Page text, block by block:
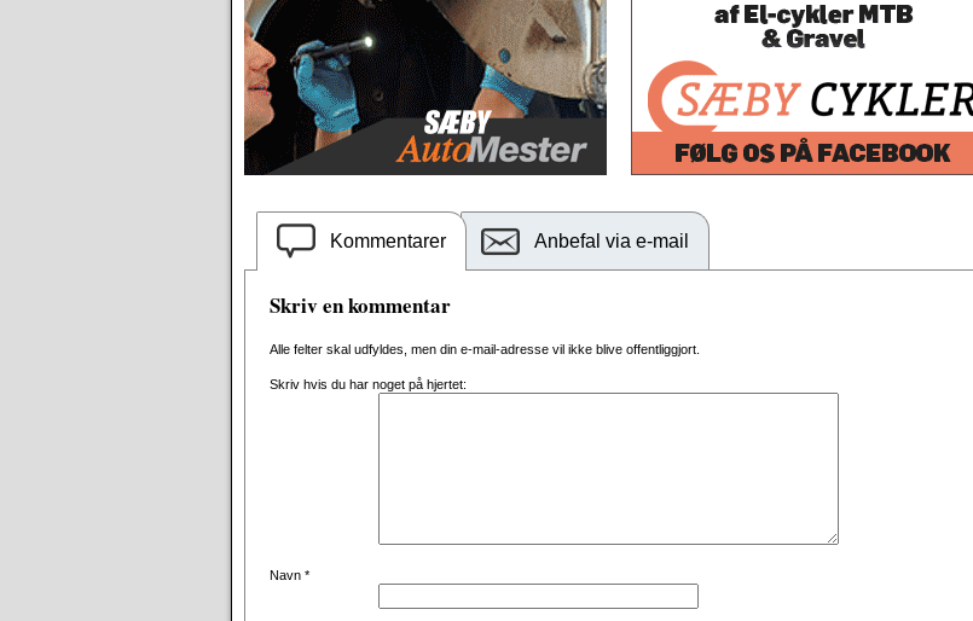
Kommentarer Anbefal via e-mail
Skriv en kommentar
Alle felter skal udfyldes, men din e-mail-adresse vil ikke blive offentliggjort.
Skriv hvis du har noget på hjertet:
Navn *